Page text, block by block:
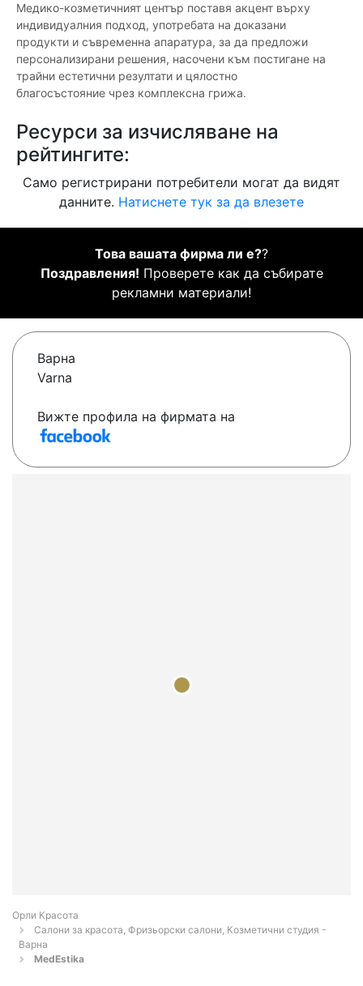
Медико-козметичният център поставя акцент върху
индивидуалния подход, употребата на доказани
продукти и съвременна апаратура, за да предложи
персонализирани решения, насочени към постигане на
трайни естетични резултати и цялостно
благосъстояние чрез комплексна грижа.
Ресурси за изчисляване на
рейтингите:
Само регистрирани потребители могат да видят
данните. Натиснете тук за да влезете
Това вашата фирма ли е??
Поздравления! Проверете как да събирате
рекламни материали!
Варна
Varna
Вижте профила на фирмата на
Орли Красота
Салони за красота, Фризьорски салони, Козметични студия -
Варна
MedEstika